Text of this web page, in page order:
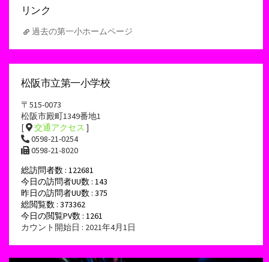
リンク
過去の第一小ホームページ
松阪市立第一小学校
〒515-0073
松阪市殿町1349番地1
[
交通アクセス ]
0598-21-0254
0598-21-8020
総訪問者数 : 122681
今日の訪問者UU数 : 143
昨日の訪問者UU数 : 375
総閲覧数 : 373362
今日の閲覧PV数 : 1261
カウント開始日 : 2021年4月1日